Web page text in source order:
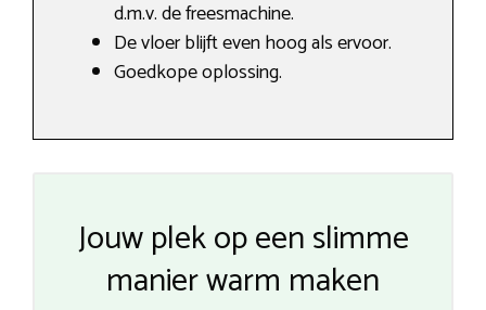
d.m.v. de freesmachine.
De vloer blijft even hoog als ervoor.
Goedkope oplossing.
Jouw plek op een slimme
manier warm maken